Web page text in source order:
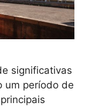
significativas
um período de